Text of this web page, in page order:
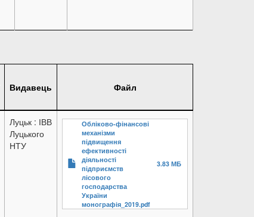
Видавець Файл
Луцьк : ІВВ
Луцького
НТУ
Обліково-фінансові
механізми
підвищення
ефективності
діяльності
підприємств
лісового
господарства
України
монографія_2019.pdf
3.83 МБ